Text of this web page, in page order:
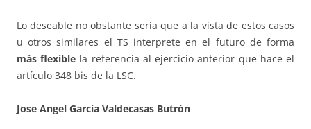
Lo deseable no obstante sería que a la vista de estos casos
u otros similares el TS interprete en el futuro de forma
más flexible la referencia al ejercicio anterior que hace el
artículo 348 bis de la LSC.
Jose Angel García Valdecasas Butrón